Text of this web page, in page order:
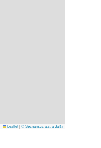
Leaflet|© Seznam.cz a.s. a další